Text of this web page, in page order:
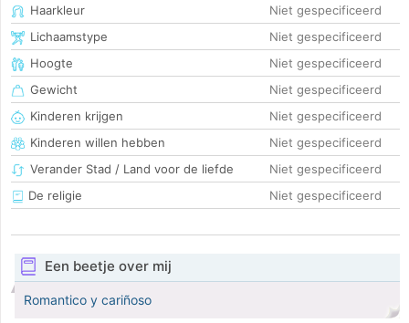
Haarkleur
Niet gespecificeerd
Lichaamstype
Niet gespecificeerd
Hoogte
Niet gespecificeerd
Gewicht
Niet gespecificeerd
Kinderen krijgen
Niet gespecificeerd
Kinderen willen hebben
Niet gespecificeerd
Verander Stad / Land voor de liefde
Niet gespecificeerd
De religie
Niet gespecificeerd
Een beetje over mij
Romantico y cariñoso